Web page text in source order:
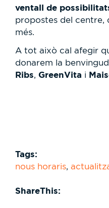
ventall de
propostes del centre,
més.
A tot això cal afegir
donarem la
Ribs, GreenVita i
Tags:
nous horaris,
ShareThis: